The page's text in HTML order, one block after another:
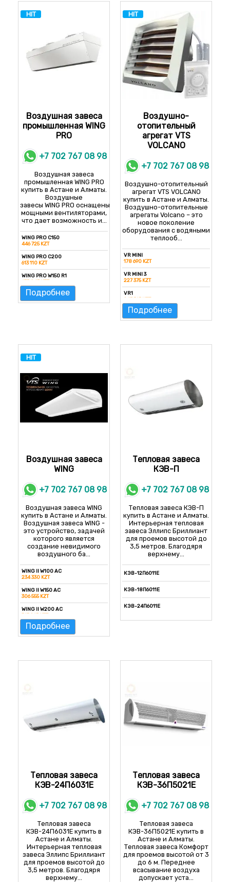
HIT
Воздушная завеса
промышленная WING
PRO
+7 702 767 08 98
Воздушная завеса
промышленная WING PRO
купить в Астане и Алматы.
Воздушные
завесы WING PRO оснащены
мощными вентиляторами,
что дает возможность и...
WING PRO C150
446 725 KZT
WING PRO C200
613 110 KZT
WING PRO W150 R1
635 045 KZT
WING PRO W200 R1
822 830 KZT
Подробнее
HIT
Воздушно-
отопительный
агрегат VTS
VOLCANO
+7 702 767 08 98
Воздушно-отопительный
агрегат VTS VOLCANO
купить в Астане и Алматы.
Воздушно-отопительные
агрегаты Volcano – это
новое поколение
оборудования с водяными
теплооб...
VR MINI
178 690 KZT
VR MINI 3
227 375 KZT
VR1
245 565 KZT
VR2
270 710 KZT
214 535 KZT
Подробнее
HIT
Воздушная завеса
WING
+7 702 767 08 98
Воздушная завеса WING
купить в Астане и Алматы.
Воздушная завеса WING -
это устройство, задачей
которого является
создание невидимого
воздушного ба...
WING II W100 AC
234 330 KZT
WING II W150 AC
306 555 KZT
WING II W200 AC
363 265 KZT
WING II W100 EC
283 015 KZT
WING II E200 AC
360 590 KZT
WING II E200 EC
451 540 KZT
WING II C100 AC
154 615 KZT
214 535 KZT
WING II C200 AC
235 400 KZT
WING II C100 EC
179 760 KZT
WING II C150 EC
Подробнее
Тепловая завеса
КЭВ-П
+7 702 767 08 98
Тепловая завеса КЭВ-П
купить в Астане и Алматы.
Интерьерная тепловая
завеса Эллипс Бриллиант
для проемов высотой до
3,5 метров. Благодяря
верхнему...
КЭВ-12П6011E
КЭВ-18П6011E
КЭВ-24П6011E
Тепловая завеса
КЭВ-24П6031E
+7 702 767 08 98
Тепловая завеса
КЭВ-24П6031E купить в
Астане и Алматы.
Интерьерная тепловая
завеса Эллипс Бриллиант
для проемов высотой до
3,5 метров. Благодяря
верхнему...
Тепловая завеса
КЭВ-36П5021E
+7 702 767 08 98
Тепловая завеса
КЭВ-36П5021E купить в
Астане и Алматы.
Тепловая завеса Комфорт
для проемов высотой от 3
до 6 м. Переднее
всасывание воздуха
допускает уста...